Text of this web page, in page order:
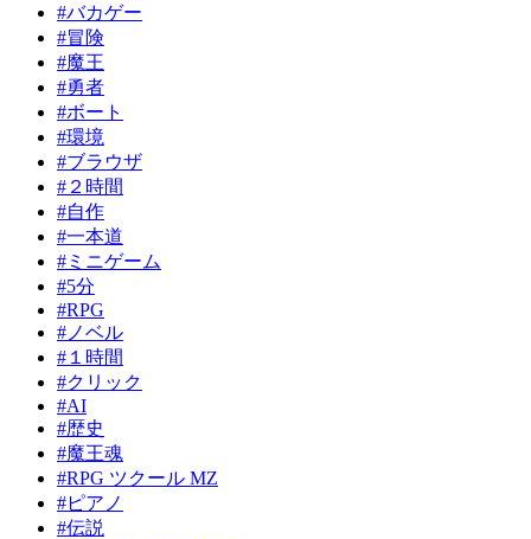
#バカゲー
#冒険
#魔王
#勇者
#ボート
#環境
#ブラウザ
#２時間
#自作
#一本道
#ミニゲーム
#5分
#RPG
#ノベル
#１時間
#クリック
#AI
#歴史
#魔王魂
#RPG ツクール MZ
#ピアノ
#伝説